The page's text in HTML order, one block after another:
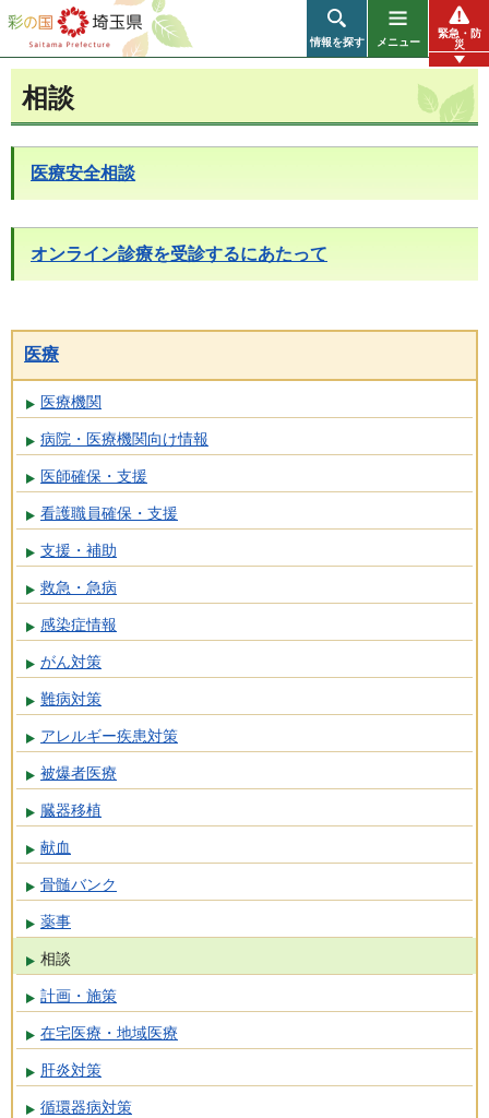
彩の国 埼玉県
情報を探す メニュー
緊急・防
災
相談
医療安全相談
オンライン診療を受診するにあたって
医療
医療機関
病院・医療機関向け情報
医師確保・支援
看護職員確保・支援
支援・補助
救急・急病
感染症情報
がん対策
難病対策
アレルギー疾患対策
被爆者医療
臓器移植
献血
骨髄バンク
薬事
相談
計画・施策
在宅医療・地域医療
肝炎対策
循環器病対策